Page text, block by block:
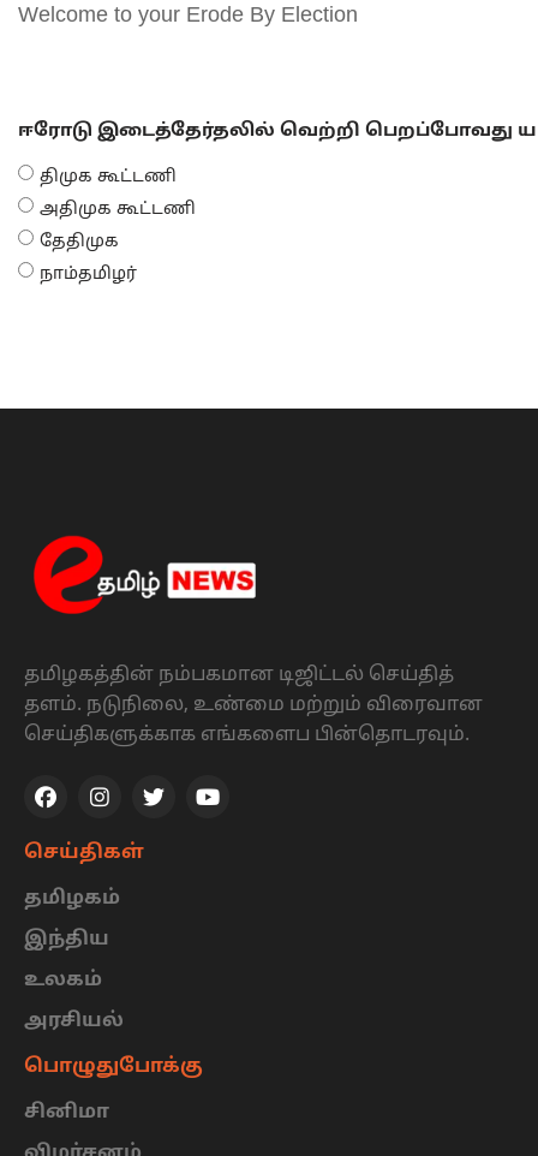
Welcome to your Erode By Election
ஈரோடு இடைத்தேர்தலில் வெற்றி பெறப்போவது
திமுக கூட்டணி
அதிமுக கூட்டணி
தேதிமுக
நாம்தமிழர்
தமிழகத்தின் நம்பகமான டிஜிட்டல் செய்தித்
தளம். நடுநிலை, உண்மை மற்றும் விரைவான
செய்திகளுக்காக எங்களைப பின்தொடரவும்.
செய்திகள்
தமிழகம்
இந்திய
உலகம்
அரசியல்
பொழுதுபோக்கு
சினிமா